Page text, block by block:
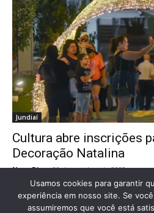
Jundiaí
Cultura abre inscrições
Decoração Natalina
Novo Dia - 20 de outubro de 2022
Usamos cookies para garantir
experiência em nosso site. Se
assumiremos que você está